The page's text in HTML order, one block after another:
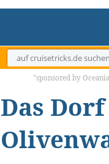
"sponsored by
Das